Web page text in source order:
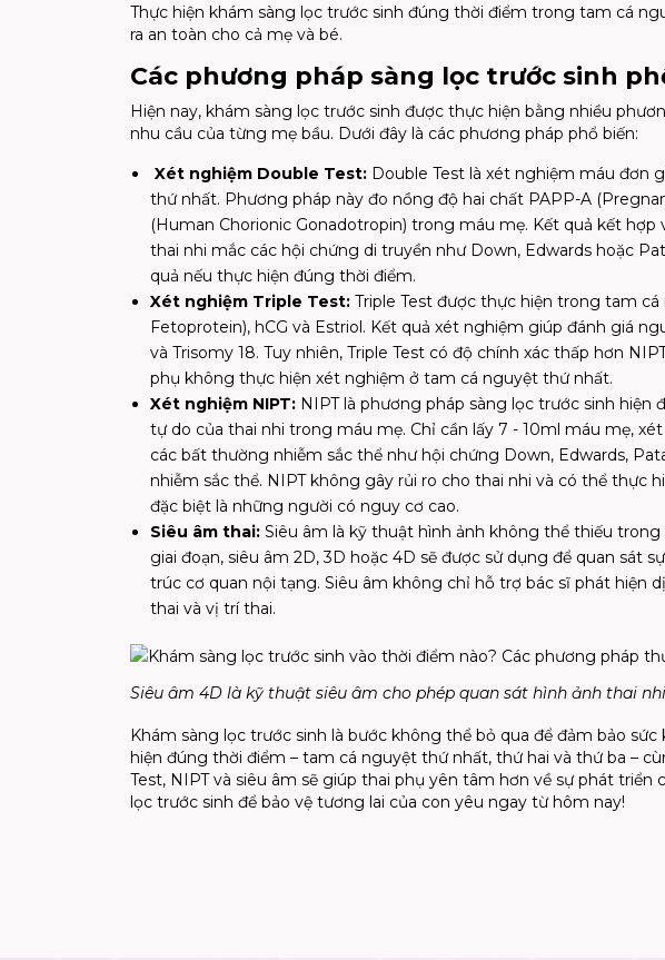
Thực hiện khám sàng lọc trước sinh đúng thời điểm trong tam cá
ra an toàn cho cả mẹ và bé.
Các phương pháp sàng lọc trước sinh
Hiện nay, khám sàng lọc trước sinh được thực hiện bằng nhiều
nhu cầu của từng mẹ bầu. Dưới đây là các phương pháp phổ biến:
Xét nghiệm Double Test: Double Test là xét nghiệm máu đơn
thứ nhất. Phương pháp này đo nồng độ hai chất PAPP-A
(Human Chorionic Gonadotropin) trong máu mẹ. Kết quả kết
thai nhi mắc các hội chứng di truyền như Down, Edwards hoặc
quả nếu thực hiện đúng thời điểm.
Xét nghiệm Triple Test: Triple Test được thực hiện trong tam
Fetoprotein), hCG và Estriol. Kết quả xét nghiệm giúp đánh giá
và Trisomy 18. Tuy nhiên, Triple Test có độ chính xác thấp hơn
phụ không thực hiện xét nghiệm ở tam cá nguyệt thứ nhất.
Xét nghiệm NIPT: NIPT là phương pháp sàng lọc trước sinh hiện
tự do của thai nhi trong máu mẹ. Chỉ cần lấy 7 - 10ml máu mẹ,
các bất thường nhiễm sắc thể như hội chứng Down, Edwards,
nhiễm sắc thể. NIPT không gây rủi ro cho thai nhi và có thể thực
đặc biệt là những người có nguy cơ cao.
Siêu âm thai: Siêu âm là kỹ thuật hình ảnh không thể thiếu
giai đoạn, siêu âm 2D, 3D hoặc 4D sẽ được sử dụng để quan sát
trúc cơ quan nội tạng. Siêu âm không chỉ hỗ trợ bác sĩ phát hiện
thai và vị trí thai.
Siêu âm 4D là kỹ thuật siêu âm cho phép quan sát hình ảnh thai
Khám sàng lọc trước sinh là bước không thể bỏ qua để đảm bảo
hiện đúng thời điểm – tam cá nguyệt thứ nhất, thứ hai và thứ ba –
Test, NIPT và siêu âm sẽ giúp thai phụ yên tâm hơn về sự phát
lọc trước sinh để bảo vệ tương lai của con yêu ngay từ hôm nay!